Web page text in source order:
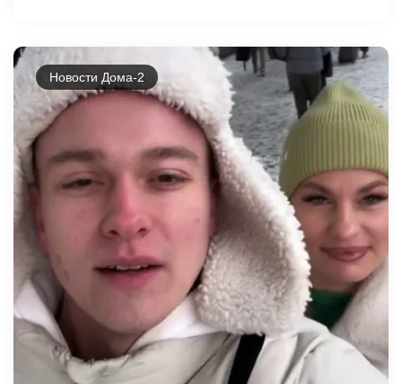
Новости Дома-2